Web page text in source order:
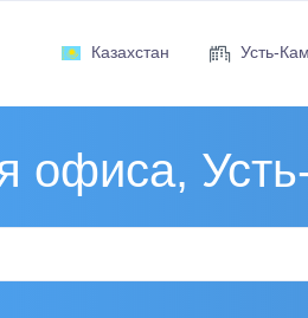
Казахстан Усть-
офиса,